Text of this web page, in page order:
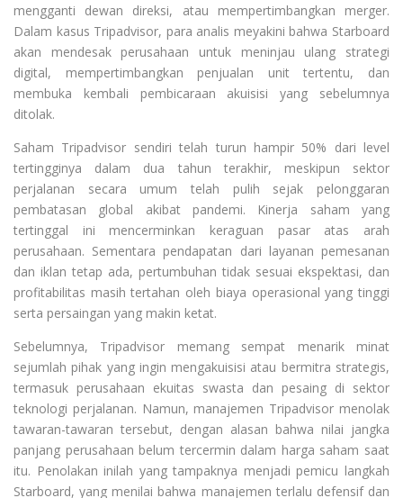
mengganti dewan direksi, atau mempertimbangkan merger.
Dalam kasus Tripadvisor, para analis meyakini bahwa Starboard
akan mendesak perusahaan untuk meninjau ulang strategi
digital, mempertimbangkan penjualan unit tertentu, dan
membuka kembali pembicaraan akuisisi yang sebelumnya
ditolak.
Saham Tripadvisor sendiri telah turun hampir 50% dari level
tertingginya dalam dua tahun terakhir, meskipun sektor
perjalanan secara umum telah pulih sejak pelonggaran
pembatasan global akibat pandemi. Kinerja saham yang
tertinggal ini mencerminkan keraguan pasar atas arah
perusahaan. Sementara pendapatan dari layanan pemesanan
dan iklan tetap ada, pertumbuhan tidak sesuai ekspektasi, dan
profitabilitas masih tertahan oleh biaya operasional yang tinggi
serta persaingan yang makin ketat.
Sebelumnya, Tripadvisor memang sempat menarik minat
sejumlah pihak yang ingin mengakuisisi atau bermitra strategis,
termasuk perusahaan ekuitas swasta dan pesaing di sektor
teknologi perjalanan. Namun, manajemen Tripadvisor menolak
tawaran-tawaran tersebut, dengan alasan bahwa nilai jangka
panjang perusahaan belum tercermin dalam harga saham saat
itu. Penolakan inilah yang tampaknya menjadi pemicu langkah
Starboard, yang menilai bahwa manajemen terlalu defensif dan